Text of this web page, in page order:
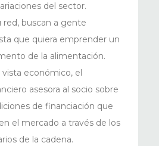
del sector.
red, buscan a gente
que quiera emprender un
de la alimentación.
económico, el
asesora al socio sobre
de financiación que
el mercado a través de los
de la cadena.